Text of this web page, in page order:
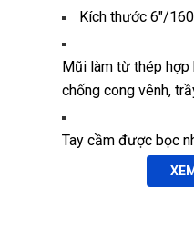
Kích thước 6"/
Mũi làm từ thép hợp
chống cong vênh,
Tay cầm được bọc
có độ ma sát cao